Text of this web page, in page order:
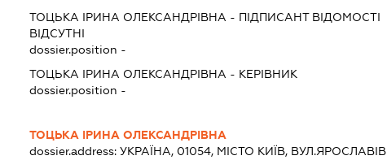
ТОЦЬКА ІРИНА ОЛЕКСАНДРІВНА - ПІДПИСАНТВІДОМОСТІ
ВІДСУТНІ
dossier.position -
ТОЦЬКА ІРИНА ОЛЕКСАНДРІВНА - КЕРІВНИК
dossier.position -
ТОЦЬКА ІРИНА ОЛЕКСАНДРІВНА
dossier.address: УКРАЇНА, 01054, МІСТО КИЇВ, ВУЛ.ЯРОСЛАВІВ